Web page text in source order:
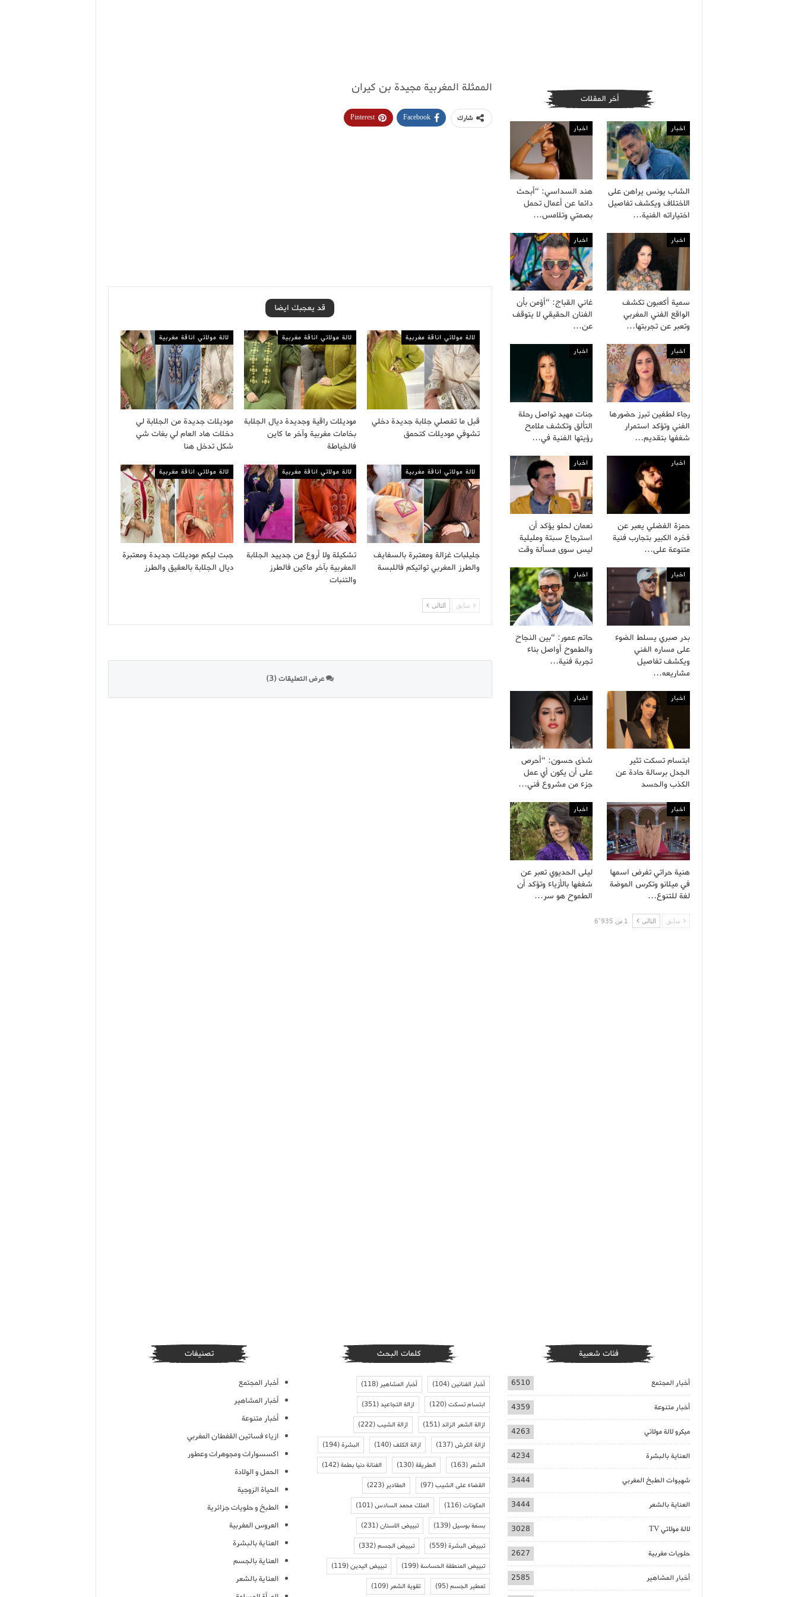
الممثلة المغربية مجيدة بن كيران‬
شارك Facebook
Pinterest
قد يعجبك ايضا
لالة مولاتي اناقة مغربية
قبل ما تفصلي جلابة جديدة دخلي
تشوفي موديلات كتحمق
لالة مولاتي اناقة مغربية
موديلات راقية وجديدة ديال الجلابة
بخامات مغربية وآخر ما كاين
فالخياطة
لالة مولاتي اناقة مغربية
موديلات جديدة من الجلابة لي
دخلات هاد العام لي بغات شي
شكل تدخل هنا
لالة مولاتي اناقة مغربية
جليلبات غزالة ومعتبرة بالسفايف
والطرز المغربي تواتيكم فاللبسة
لالة مولاتي اناقة مغربية
تشكيلة ولا أروع من جدييد الجلابة
المغربية بآخر ماكين فالطرز
والتنبات
لالة مولاتي اناقة مغربية
جبت ليكم موديلات جديدة ومعتبرة
ديال الجلابة بالعقيق والطرز
سابق التالى
عرض التعليقات (3)
أخر المقلات
اخبار
الشاب يونس يراهن على
الاختلاف ويكشف تفاصيل
اختياراته الفنية…
اخبار
هند السداسي: “أبحث
دائما عن أعمال تحمل
بصمتي وتلامس…
اخبار
سمية أكعبون تكشف
الواقع الفني المغربي
وتعبر عن تجربتها…
اخبار
غاني القباج: “أؤمن بأن
الفنان الحقيقي لا يتوقف
عن…
اخبار
رجاء لطفين تبرز حضورها
الفني وتؤكد استمرار
شغفها بتقديم…
اخبار
جنات مهيد تواصل رحلة
التألق وتكشف ملامح
رؤيتها الفنية في…
اخبار
حمزة الفضلي يعبر عن
فخره الكبير بتجارب فنية
متنوعة على…
اخبار
نعمان لحلو يؤكد أن
استرجاع سبتة ومليلية
ليس سوى مسألة وقت
اخبار
بدر صبري يسلط الضوء
على مساره الفني
ويكشف تفاصيل
مشاريعه…
اخبار
حاتم عمور: “بين النجاح
والطموح أواصل بناء
تجربة فنية…
اخبار
ابتسام تسكت تثير
الجدل برسالة حادة عن
الكذب والحسد
اخبار
شذى حسون: “أحرص
على أن يكون أي عمل
جزء من مشروع فني…
اخبار
هنية حراتي تفرض اسمها
في ميلانو وتكرس الموضة
لغة للتنوع…
اخبار
ليلى الحديوي تعبر عن
شغفها بالأزياء وتؤكد أن
الطموح هو سر…
سابق التالى 1 من 6٬935
فئات شعبية
أخبار المجتمع 6510
أخبار متنوعة 4359
ميكرو لالة مولاتي 4263
العناية بالبشرة 4234
شهيوات الطبخ المغربي 3444
العناية بالشعر 3444
لالة مولاتي TV 3028
حلويات مغربية 2627
أخبار المشاهير 2585
كلمات البحث
أخبار الفنانين(104) أخبار المشاهير(118)
ابتسام تسكت(120) ازالة التجاعيد(351)
ازالة الشعر الزائد(151) ازالة الشيب(222)
ازالة الكرش(137) ازالة الكلف(140) البشرة(194)
الشعر(163) الطريقة(130) الفنانة دنيا بطمة(142)
القضاء على الشيب(97) المقادير(223)
المكونات(116) الملك محمد السادس(101)
بسمة بوسيل(139) تبييض الاسنان(231)
تبييض البشرة(559) تبييض الجسم(332)
تبييض المنطقة الحساسة(199) تبييض اليدين(119)
تعطير الجسم(95) تقوية الشعر(109)
تصنيفات
أخبار المجتمع
أخبار المشاهير
أخبار متنوعة
ازياء فساتين القفطان المغربي
اكسسوارات ومجوهرات وعطور
الحمل و الولادة
الحياة الزوجية
الطبخ و حلويات جزائرية
العروس المغربية
العناية بالبشرة
العناية بالجسم
العناية بالشعر